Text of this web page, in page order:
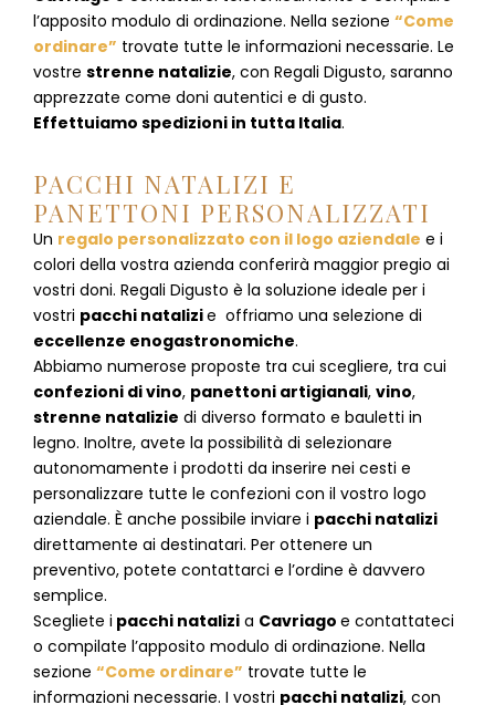
l’apposito modulo di ordinazione. Nella sezione “Come
ordinare” trovate tutte le informazioni necessarie. Le
vostre strenne natalizie, con Regali Digusto, saranno
apprezzate come doni autentici e di gusto.
Effettuiamo spedizioni in tutta Italia.
PACCHI NATALIZI E
PANETTONI PERSONALIZZATI
Un regalo personalizzato con il logo aziendale e i
colori della vostra azienda conferirà maggior pregio ai
vostri doni. Regali Digusto è la soluzione ideale per i
vostri pacchi natalizie offriamo una selezione di
eccellenze enogastronomiche.
Abbiamo numerose proposte tra cui scegliere, tra cui
confezioni di vino, panettoni artigianali, vino,
strenne natalizie di diverso formato e bauletti in
legno. Inoltre, avete la possibilità di selezionare
autonomamente i prodotti da inserire nei cesti e
personalizzare tutte le confezioni con il vostro logo
aziendale. È anche possibile inviare i pacchi natalizi
direttamente ai destinatari. Per ottenere un
preventivo, potete contattarci e l’ordine è davvero
semplice.
Scegliete i pacchi natalizi a Cavriago e contattateci
o compilate l’apposito modulo di ordinazione. Nella
sezione “Come ordinare” trovate tutte le
informazioni necessarie. I vostri pacchi natalizi, con